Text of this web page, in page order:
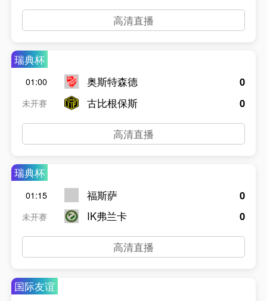
高清直播
瑞典杯
01:00
未开赛
奥斯特森德
古比根保斯
0
0
高清直播
瑞典杯
01:15
未开赛
福斯萨
IK弗兰卡
0
0
高清直播
国际友谊